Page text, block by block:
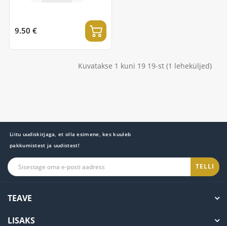
9.50 €
Kuvatakse 1 kuni 19 19-st (1 leheküljed)
Liitu uudiskirjaga, et olla esimene, kes kuuleb
pakkumistest ja uudistest!
TELLI
TEAVE
LISAKS